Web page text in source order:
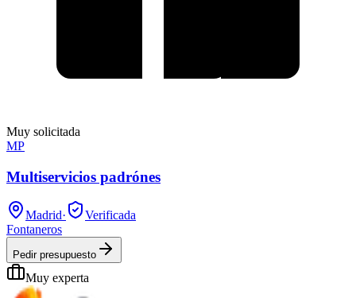
Muy solicitada
MP
Multiservicios padrónes
Madrid·
Verificada
Fontaneros
Pedir presupuesto
Muy experta